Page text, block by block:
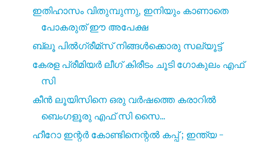
ഇതിഹാസം വിതുമ്പുന്നു, ഇനിയും കാണാതെ
പോകരുത് ഈ അപേക്ഷ
ബ്ലൂ പിൽഗ്രീമ്സ് നിങ്ങൾക്കൊരു സല്യൂട്ട്
കേരള പ്രീമിയർ ലീഗ് കിരീടം ചൂടി ഗോകുലം എഫ്
സി
കീൻ ലൂയിസിനെ ഒരു വർഷത്തെ കരാറിൽ
ബെംഗളൂരു എഫ് സി സൈ...
ഹീറോ ഇന്റർ കോണ്ടിനെന്റൽ കപ്പ് ; ഇന്ത്യ -